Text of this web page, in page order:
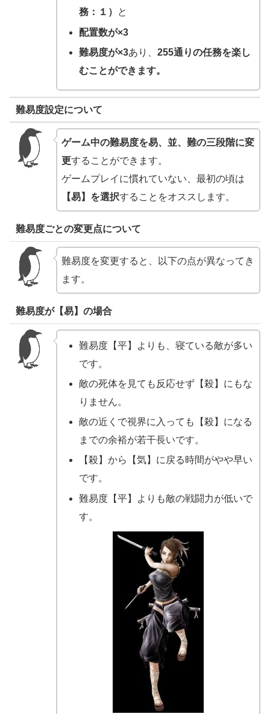
務：１）
と
配置数が×3
難易度が×3あり、 255通りの任務を楽し
むことができます。
難易度設定について
ゲーム中の難易度を易、並、難の三段階に変
更することができます。
ゲームプレイに慣れていない、最初の頃は
【易】を選択することをオススします。
難易度ごとの変更点について
難易度を変更すると、以下の点が異なってき
ます。
難易度が【易】の場合
難易度【平】よりも、寝ている敵が多い
です。
敵の死体を見ても反応せず【殺】にもな
りません。
敵の近くで視界に入っても【殺】になる
までの余裕が若干長いです。
【殺】から【気】に戻る時間がやや早い
です。
難易度【平】よりも敵の戦闘力が低いで
す。